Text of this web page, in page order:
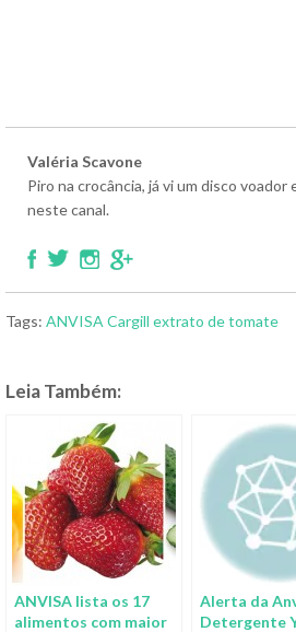
Valéria Scavone
Piro na crocância, já vi um disco
neste canal.
Tags: ANVISA Cargill extrato de tomate
Leia Também:
ANVISA lista os 17
alimentos com maior
Alerta da
Detergente